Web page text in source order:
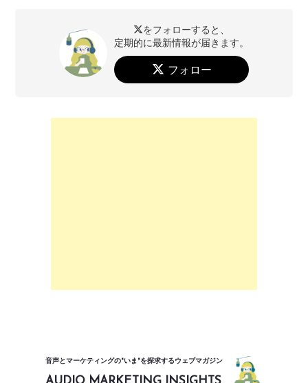
をフォローすると、
定期的に最新情報が届きます。
フォロー
音声とマーケティングの"いま"を探求するウェブマガジン